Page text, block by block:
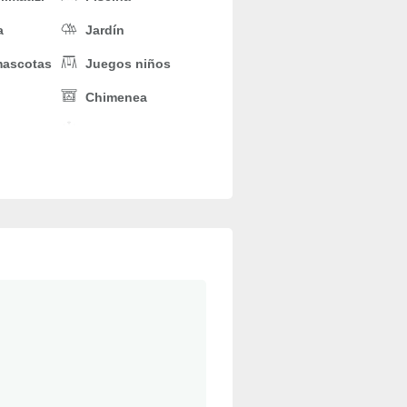
Jardín
Juegos niños
Chimenea